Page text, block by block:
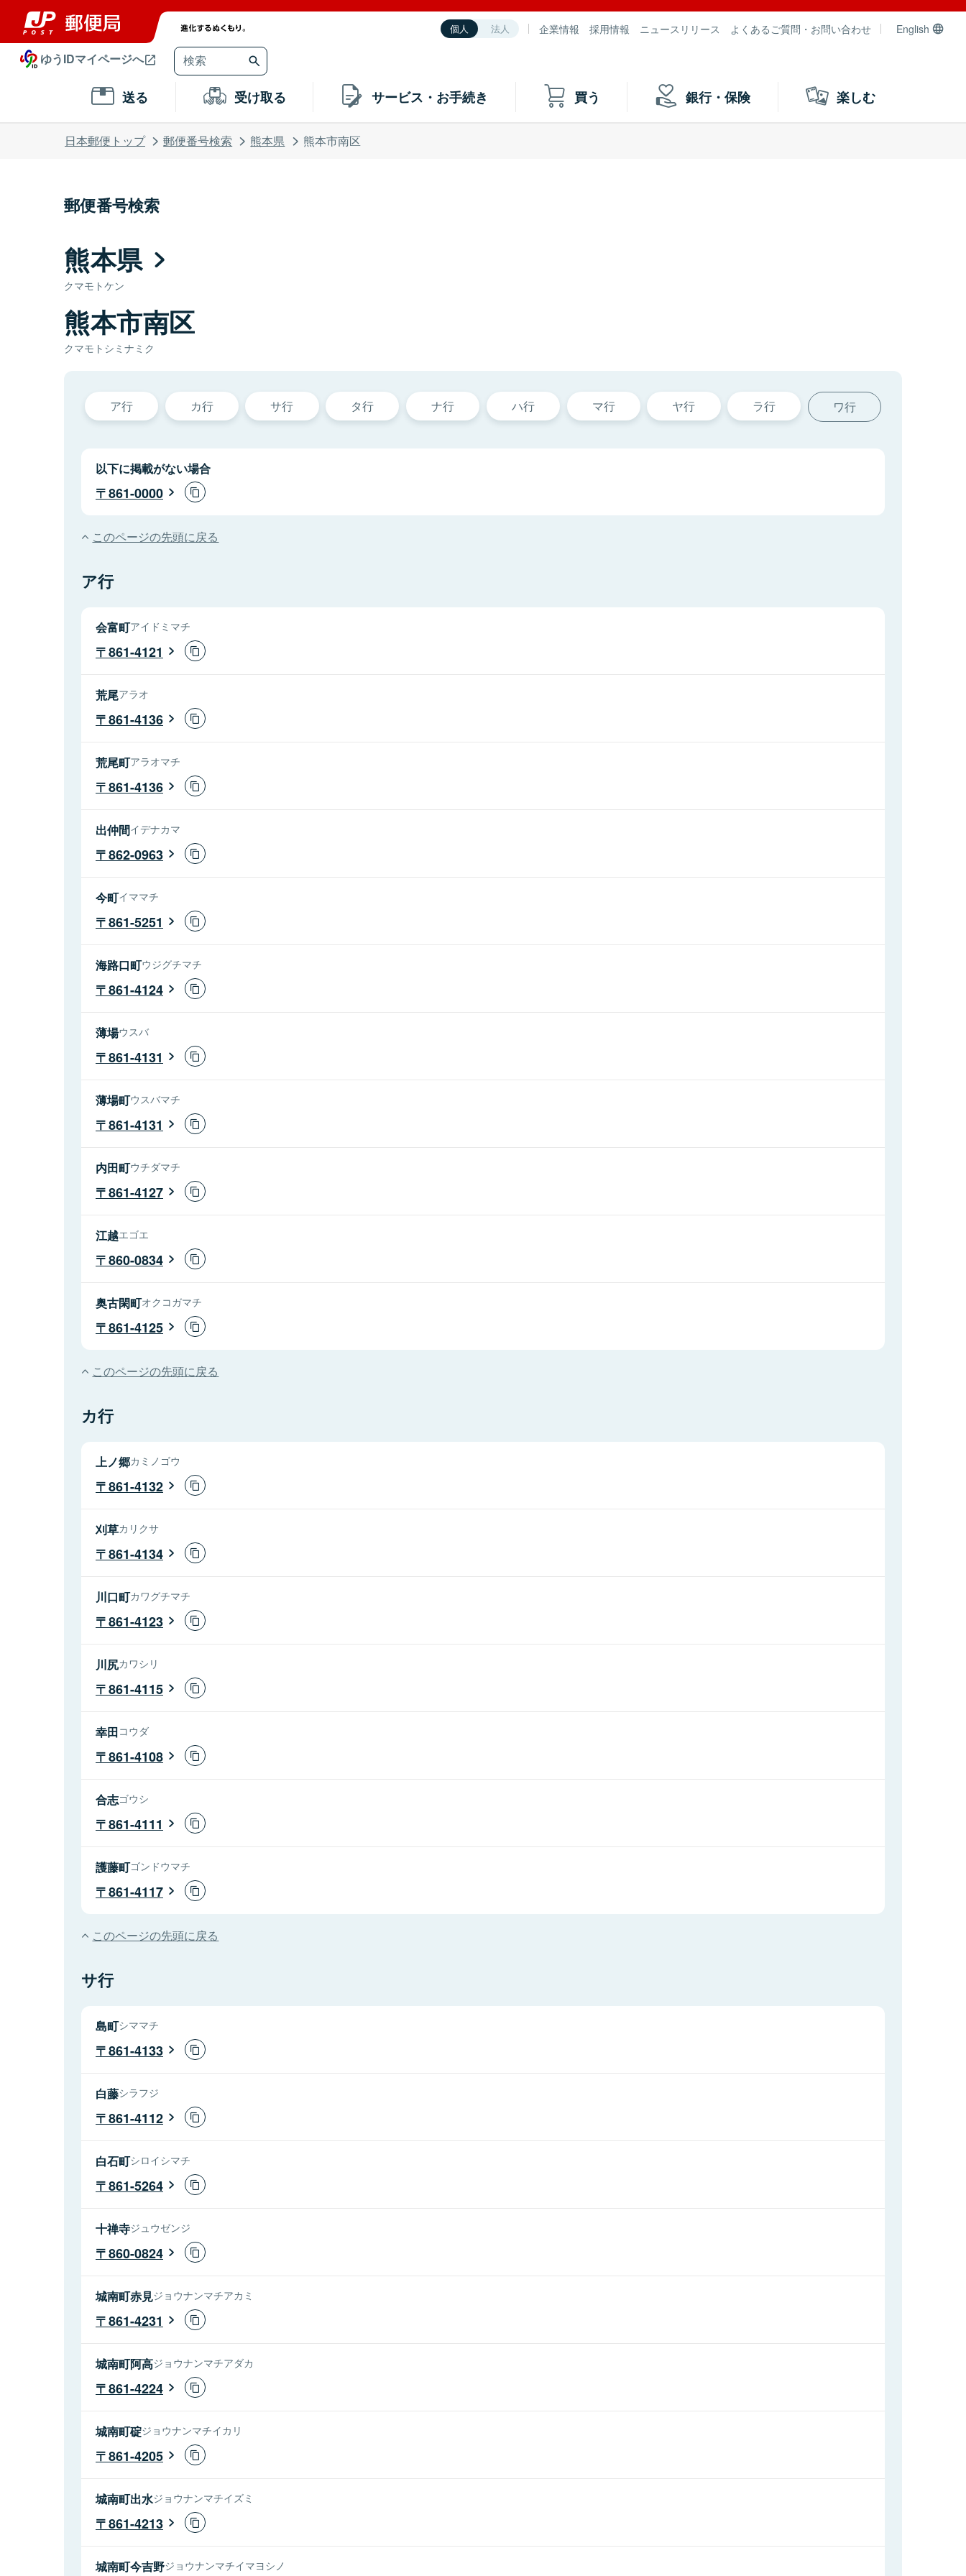
個人 法人 企業情報 採用情報 ニュースリリース よくあるご質問・お問い合わせ English
ゆうIDマイページへ
送る 受け取る サービス・お手続き 買う 銀行・保険 楽しむ
日本郵便トップ 郵便番号検索 熊本県 熊本市南区
郵便番号検索
熊本県
クマモトケン
熊本市南区
クマモトシミナミク
ア行 カ行 サ行 タ行 ナ行 ハ行 マ行 ヤ行 ラ行 ワ行
以下に掲載がない場合
861-0000
このページの先頭に戻る
ア行
会富町アイドミマチ
861-4121
荒尾アラオ
861-4136
荒尾町アラオマチ
861-4136
出仲間イデナカマ
862-0963
今町イママチ
861-5251
海路口町ウジグチマチ
861-4124
薄場ウスバ
861-4131
薄場町ウスバマチ
861-4131
内田町ウチダマチ
861-4127
江越エゴエ
860-0834
奥古閑町オクコガマチ
861-4125
このページの先頭に戻る
カ行
上ノ郷カミノゴウ
861-4132
刈草カリクサ
861-4134
川口町カワグチマチ
861-4123
川尻カワシリ
861-4115
幸田コウダ
861-4108
合志ゴウシ
861-4111
護藤町ゴンドウマチ
861-4117
このページの先頭に戻る
サ行
島町シママチ
861-4133
白藤シラフジ
861-4112
白石町シロイシマチ
861-5264
十禅寺ジュウゼンジ
860-0824
城南町赤見ジョウナンマチアカミ
861-4231
城南町阿高ジョウナンマチアダカ
861-4224
城南町碇ジョウナンマチイカリ
861-4205
城南町出水ジョウナンマチイズミ
861-4213
城南町今吉野ジョウナンマチイマヨシノ